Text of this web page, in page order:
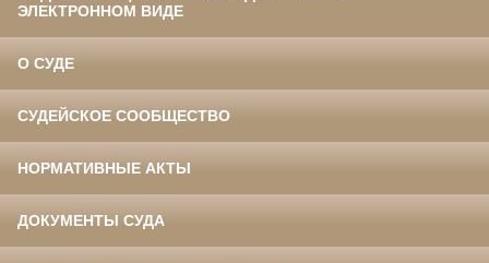
ЭЛЕКТРОННОМ ВИДЕ
О СУДЕ
СУДЕЙСКОЕ СООБЩЕСТВО
НОРМАТИВНЫЕ АКТЫ
ДОКУМЕНТЫ СУДА